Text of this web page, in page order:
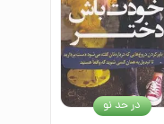
در حد نو